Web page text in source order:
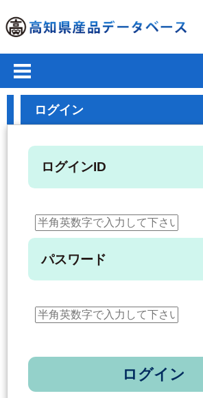
ログイン
ログインID
パスワード
ログイン